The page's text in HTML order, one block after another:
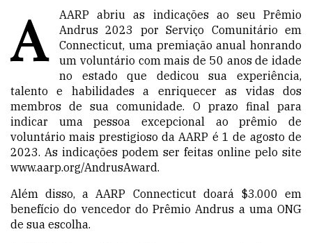
A
AARP abriu as indicações ao seu Prêmio
Andrus 2023 por Serviço Comunitário em
Connecticut, uma premiação anual honrando
um voluntário com mais de 50 anos de idade
no estado que dedicou sua experiência,
talento e habilidades a enriquecer as vidas dos
membros de sua comunidade. O prazo final para
indicar uma pessoa excepcional ao prêmio de
voluntário mais prestigioso da AARP é 1 de agosto de
2023. As indicações podem ser feitas online pelo site
www.aarp.org/AndrusAward.
Além disso, a AARP Connecticut doará $3.000 em
benefício do vencedor do Prêmio Andrus a uma ONG
de sua escolha.